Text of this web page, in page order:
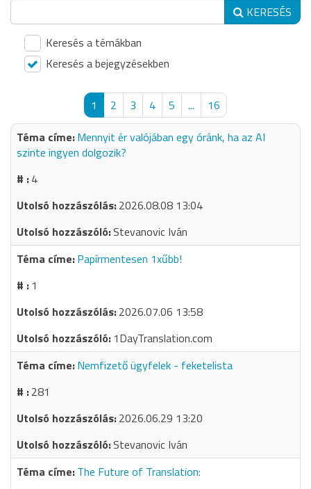
KERESÉS
Keresés a témákban
Keresés a bejegyzésekben
1 2 3 4 5 ...
16
Mennyit ér valójában egy óránk, ha az AI
szinte ingyen dolgozik?
4
2026.08.08 13:04
Stevanovic Iván
Papírmentesen 1xűbb!
1
2026.07.06 13:58
1DayTranslation.com
Nemfizető ügyfelek - feketelista
281
2026.06.29 13:20
Stevanovic Iván
The Future of Translation: